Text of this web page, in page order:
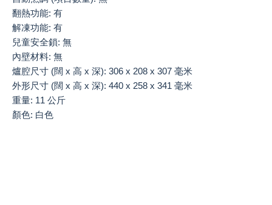
翻熱功能: 有
解凍功能: 有
兒童安全鎖: 無
內壁材料: 無
爐腔尺寸 (闊 x 高 x 深): 306 x 208 x 307 毫米
外形尺寸 (闊 x 高 x 深): 440 x 258 x 341 毫米
重量: 11 公斤
顏色: 白色